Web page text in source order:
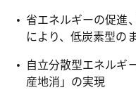
省エネルギーの促進
により、低炭素型の
自立分散型エネルギ
産地消」の実現